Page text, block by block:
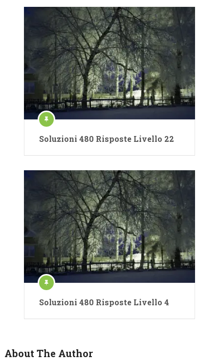
Soluzioni 480 Risposte Livello 22
Soluzioni 480 Risposte Livello 4
About The Author